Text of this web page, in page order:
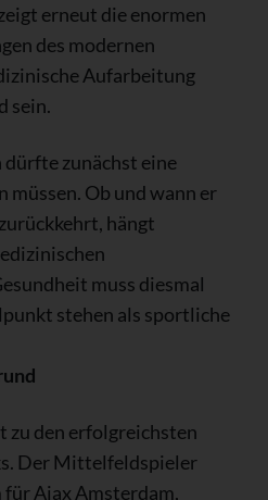
erneut die enormen
des modernen
Aufarbeitung
sein.
dürfte zunächst eine
müssen. Ob und wann er
hängt
muss diesmal
stehen als sportliche
zu den erfolgreichsten
Der Mittelfeldspieler
Ajax Amsterdam,